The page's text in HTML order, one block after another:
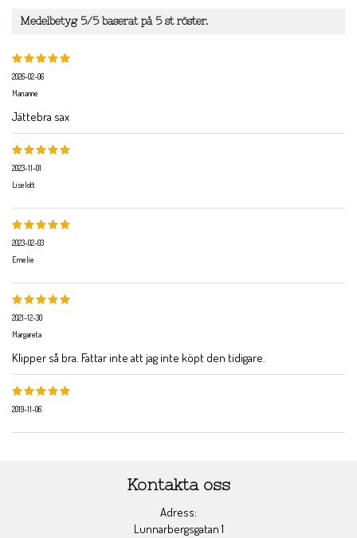
Medelbetyg 5/5 baserat på 5st röster.
2026-02-06
Marianne
Jättebra sax
2023-11-01
Liselott
2023-02-03
Emelie
2021-12-30
Margareta
Klipper så bra. Fattar inte att jag inte köpt den tidigare.
2019-11-06
Kontakta oss
Adress:
Lunnarbergsgatan 1